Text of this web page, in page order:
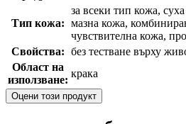
Тип кожа:
за всеки тип кожа,
мазна кожа,
чувствителна кожа,
Свойства: без тестване върху
Област на
използване:
крака
Оцени този продукт